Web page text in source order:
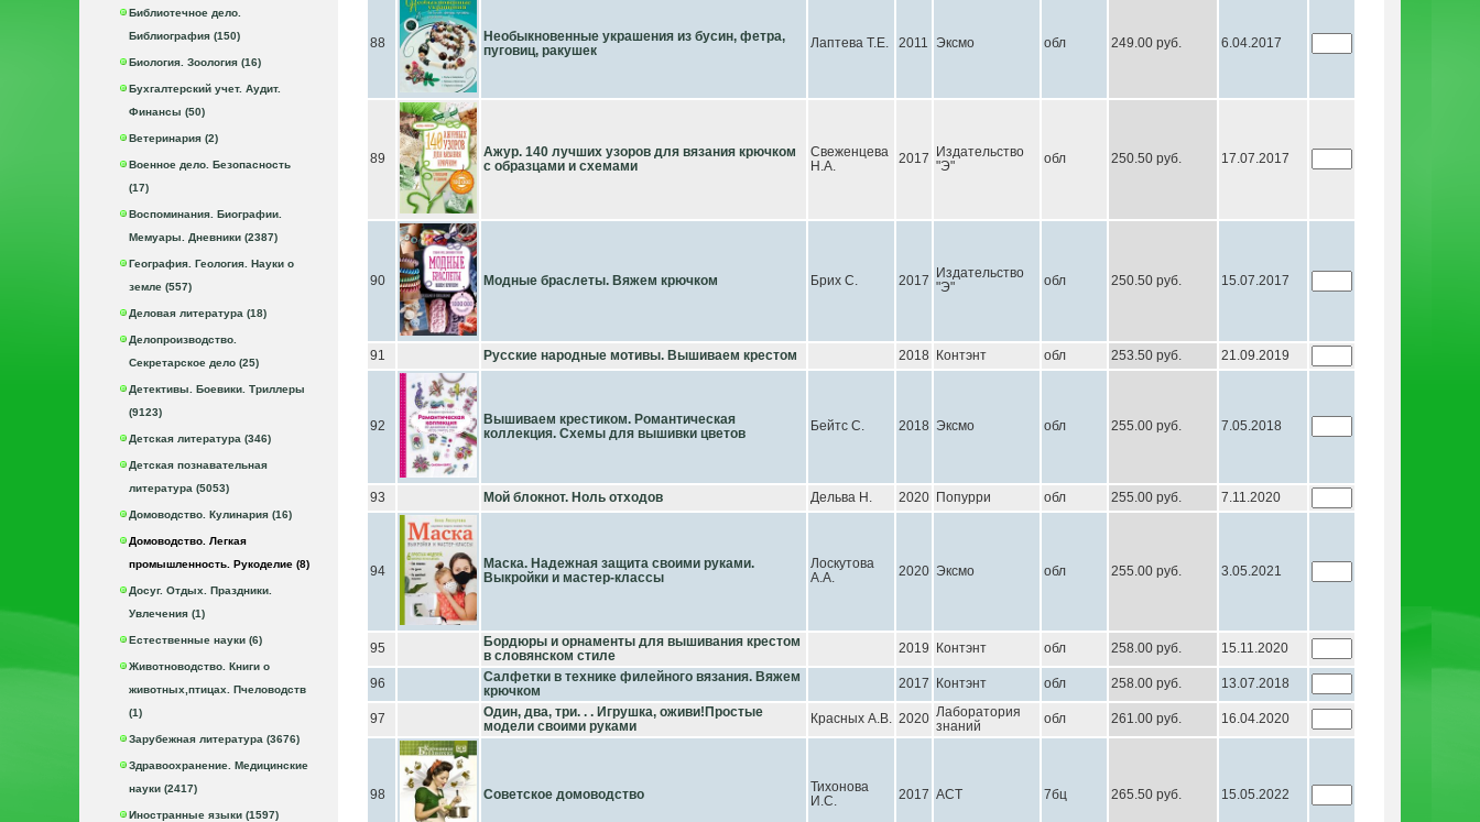
Библиотечное дело.
Библиография (150)
Биология. Зоология (16)
Бухгалтерский учет. Аудит.
Финансы (50)
Ветеринария (2)
Военное дело. Безопасность
(17)
Воспоминания. Биографии.
Мемуары. Дневники (2387)
География. Геология. Науки о
земле (557)
Деловая литература (18)
Делопроизводство.
Секретарское дело (25)
Детективы. Боевики. Триллеры
(9123)
Детская литература (346)
Детская познавательная
литература (5053)
Домоводство. Кулинария (16)
Домоводство. Легкая
промышленность. Рукоделие (8)
Досуг. Отдых. Праздники.
Увлечения (1)
Естественные науки (6)
Животноводство. Книги о
животных,птицах. Пчеловодств
(1)
Зарубежная литература (3676)
Здравоохранение. Медицинские
науки (2417)
Иностранные языки (1597)
88
Необыкновенные украшения из бусин, фетра,
пуговиц, ракушек
Лаптева Т.Е. 2011 Эксмо обл 249.00 руб. 6.04.2017
89
Ажур. 140 лучших узоров для вязания крючком
с образцами и схемами
Свеженцева
Н.А.
2017
Издательство
"Э"
обл 250.50 руб. 17.07.2017
90 Модные браслеты. Вяжем крючком Брих С. 2017
Издательство
"Э"
обл 250.50 руб. 15.07.2017
91 Русские народные мотивы. Вышиваем крестом 2018 Контэнт обл 253.50 руб. 21.09.2019
92
Вышиваем крестиком. Романтическая
коллекция. Схемы для вышивки цветов
Бейтс С. 2018 Эксмо обл 255.00 руб. 7.05.2018
93 Мой блокнот. Ноль отходов Дельва Н. 2020 Попурри обл 255.00 руб. 7.11.2020
94
Маска. Надежная защита своими руками.
Выкройки и мастер-классы
Лоскутова
А.А.
2020 Эксмо обл 255.00 руб. 3.05.2021
95
Бордюры и орнаменты для вышивания крестом
в словянском стиле
2019 Контэнт обл 258.00 руб. 15.11.2020
96
Салфетки в технике филейного вязания. Вяжем
крючком
2017 Контэнт обл 258.00 руб. 13.07.2018
97
Один, два, три. . . Игрушка, оживи!Простые
модели своими руками
Красных А.В. 2020 Лаборатория
знаний
обл 261.00 руб. 16.04.2020
98 Советское домоводство
Тихонова
И.С.
2017 АСТ 7бц 265.50 руб. 15.05.2022